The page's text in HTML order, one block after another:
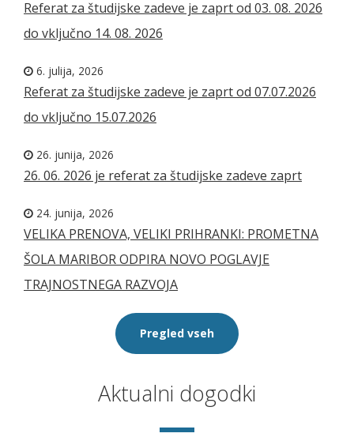
Referat za študijske zadeve je zaprt od 03. 08. 2026
do vključno 14. 08. 2026
6. julija, 2026
Referat za študijske zadeve je zaprt od 07.07.2026
do vključno 15.07.2026
26. junija, 2026
26. 06. 2026 je referat za študijske zadeve zaprt
24. junija, 2026
VELIKA PRENOVA, VELIKI PRIHRANKI: PROMETNA
ŠOLA MARIBOR ODPIRA NOVO POGLAVJE
TRAJNOSTNEGA RAZVOJA
Pregled vseh
Aktualni dogodki